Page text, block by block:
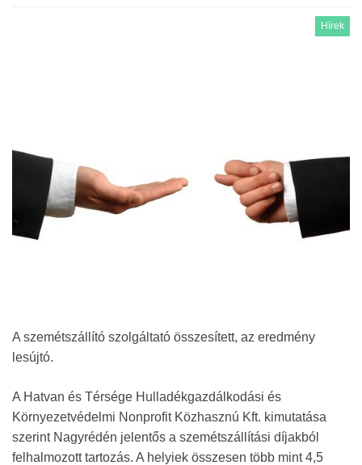
Hírek
A szemétszállító szolgáltató összesített, az eredmény
lesújtó.
A Hatvan és Térsége Hulladékgazdálkodási és
Környezetvédelmi Nonprofit Közhasznú Kft. kimutatása
szerint Nagyrédén jelentős a szemétszállítási díjakból
felhalmozott tartozás. A helyiek összesen több mint 4,5